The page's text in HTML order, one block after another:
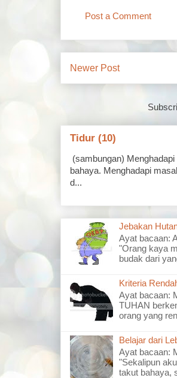
Post a Comment
Newer Post
Tidur (10)
(sambungan)
bahaya. Menghadapi
d...
Jebakan
Ayat bacaan:
"Orang kaya
budak dari
Kriteria
Ayat bacaan:
TUHAN
orang yang
Belajar dari
Ayat bacaan:
"Sekalipun
takut bahaya,